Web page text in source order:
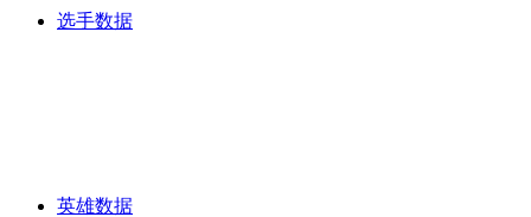
选手数据
英雄数据